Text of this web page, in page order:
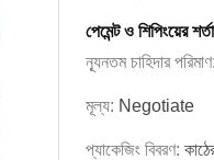
পেমেন্ট ও শিপিংয়ের
ন্যূনতম চাহিদার পরিমাণ:
মূল্য: Negotiate
প্যাকেজিং বিবরণ: